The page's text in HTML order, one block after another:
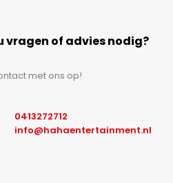
vragen of advies nodig?
met ons op!
0413272712
info@hahaentertainment.nl